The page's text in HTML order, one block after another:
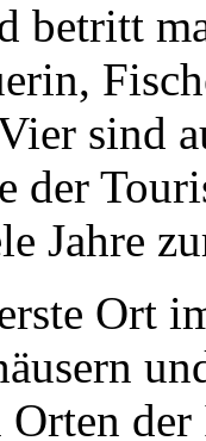
betritt
sind
der
Jahre
Ort
Orten